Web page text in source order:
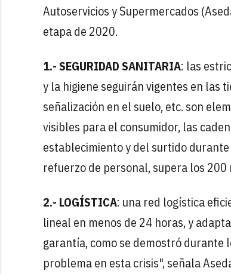
Autoservicios y Supermercados
etapa de 2020.
1.- SEGURIDAD SANITARIA: las
y la higiene seguirán vigentes en las
señalización en el suelo, etc. son
visibles para el consumidor, las
establecimiento y del surtido
refuerzo de personal, supera los
2.- LOGÍSTICA: una red logística
lineal en menos de 24 horas, y
garantía, como se demostró durante
problema en esta crisis", señala